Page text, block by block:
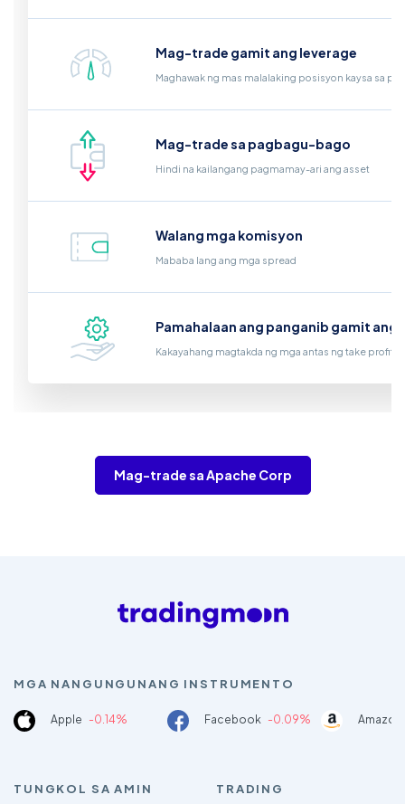
Mag-trade gamit ang leverage
Maghawak ng mas malalaking posisyon kaysa sa
Mag-trade sa pagbagu-bago
Hindi na kailangang pagmamay-ari ang asset
Walang mga komisyon
Mababa lang ang mga spread
Pamahalaan ang panganib gamit
Kakayahang magtakda ng mga antas ng take profit
Mag-trade sa Apache Corp
MGA NANGUNGUNANG INSTRUMENTO
Apple -0.14% Facebook -0.09%
TUNGKOL SA AMIN TRADING